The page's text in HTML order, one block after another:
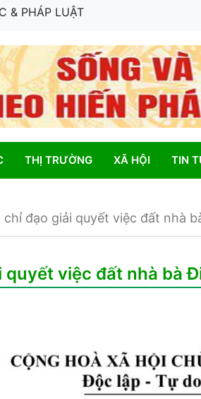
& PHÁP LUẬT
THỊ TRƯỜNG XÃ HỘI TIN
chỉ đạo giải quyết việc đất nhà
quyết việc đất nhà bà